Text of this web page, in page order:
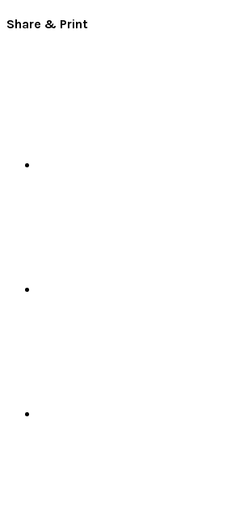
Share & Print